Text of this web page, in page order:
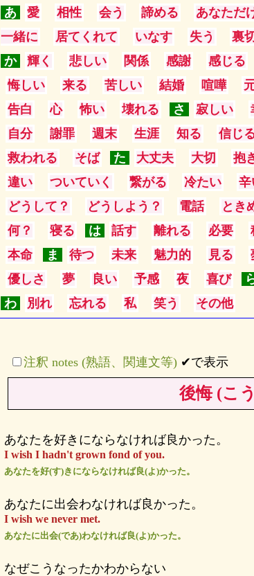
あ 愛 相性 会う 諦める あなただ
一緒に
居てくれて いなす 失う 裏
か
輝く 悲しい 関係 感謝 感じる
悔しい
来る 苦しい 結婚 喧嘩
告白
心 怖い 壊れる さ 寂しい
自分
謝罪 週末 生涯 知る 信じ
救われる
そば た 大丈夫 大切 抱
違い
ついていく 繋がる 冷たい 辛
どうして？
どうしよう？ 電話 とき
何？
寝る は 話す 離れる 必要
本命
ま 待つ 未来 魅力的 見る
優しさ
夢 良い 予感 夜 喜び
わ
別れ 忘れる 私 笑う その他
注釈 notes (熟語、関連文等) ✔で表示
後悔 (こ
あなたを好きにならなければ良かった。
I wish I hadn't grown fond of you.
あなたを好(す)きにならなければ良(よ)かった。
あなたに出会わなければ良かった。
I wish we never met.
あなたに出会(であ)わなければ良(よ)かった。
なぜこうなったかわからない